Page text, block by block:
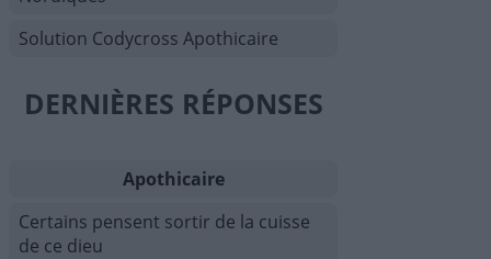
Solution Codycross Apothicaire
DERNIÈRES RÉPONSES
Apothicaire
Certains pensent sortir de la cuisse
de ce dieu